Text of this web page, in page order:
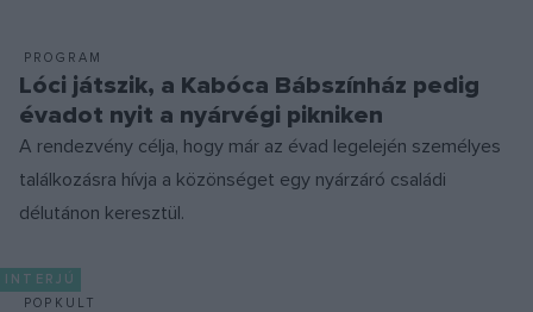
PROGRAM
Lóci játszik, a Kabóca Bábszínház pedig
évadot nyit a nyárvégi pikniken
A rendezvény célja, hogy már az évad legelején személyes
találkozásra hívja a közönséget egy nyárzáró családi
délutánon keresztül.
INTERJÚ
POPKULT